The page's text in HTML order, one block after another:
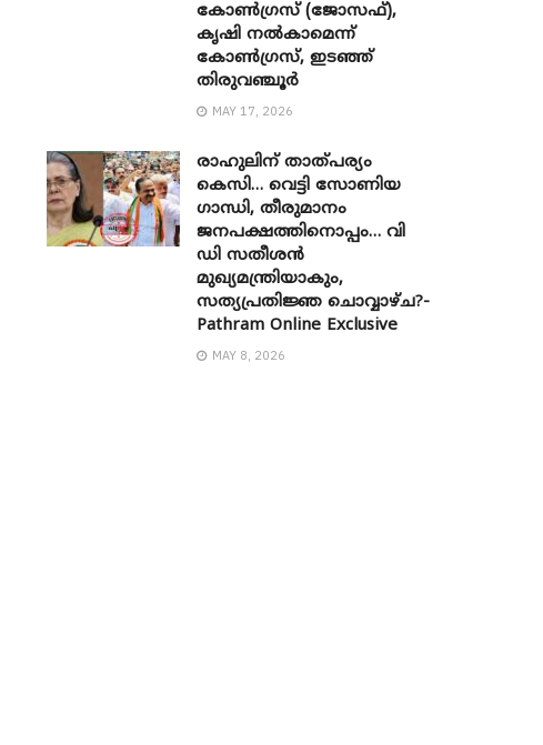
കോൺഗ്രസ് (ജോസഫ്),
കൃഷി നൽകാമെന്ന്
കോൺഗ്രസ്, ഇടഞ്ഞ്
തിരുവഞ്ചൂർ
MAY 17, 2026
രാഹുലിന് താത്പര്യം
കെസി… വെട്ടി സോണിയ ​
ഗാന്ധി, തീരുമാനം
ജനപക്ഷത്തിനൊപ്പം… വി
ഡി സതീശൻ
മുഖ്യമന്ത്രിയാകും,
സത്യപ്രതിജ്ഞ ചൊവ്വാഴ്ച?-
Pathram Online Exclusive
MAY 8, 2026